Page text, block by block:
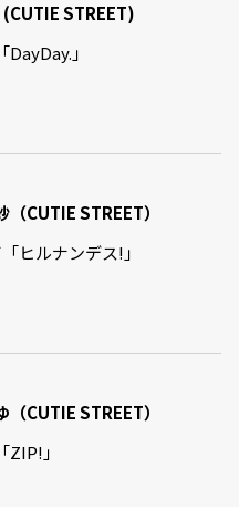
STREET)
」
CUTIE STREET）
ヒルナンデス!」
CUTIE STREET）
ZIP!」